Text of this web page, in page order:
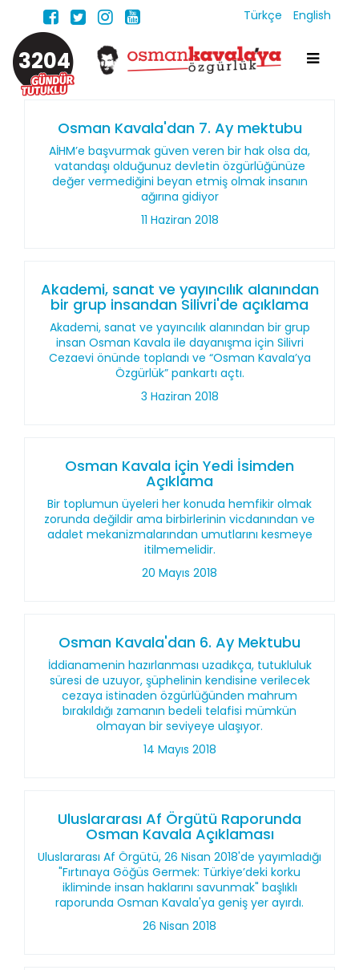
Türkçe English
3204
Osman Kavala'dan 7. Ay mektubu
AİHM’e başvurmak güven veren bir hak olsa da,
vatandaşı olduğunuz devletin özgürlüğünüze
değer vermediğini beyan etmiş olmak insanın
ağırına gidiyor
11 Haziran 2018
Akademi, sanat ve yayıncılık alanından
bir grup insandan Silivri'de açıklama
Akademi, sanat ve yayıncılık alanından bir grup
insan Osman Kavala ile dayanışma için Silivri
Cezaevi önünde toplandı ve “Osman Kavala’ya
Özgürlük” pankartı açtı.
3 Haziran 2018
Osman Kavala için Yedi İsimden
Açıklama
Bir toplumun üyeleri her konuda hemfikir olmak
zorunda değildir ama birbirlerinin vicdanından ve
adalet mekanizmalarından umutlarını kesmeye
itilmemelidir.
20 Mayıs 2018
Osman Kavala'dan 6. Ay Mektubu
İddianamenin hazırlanması uzadıkça, tutukluluk
süresi de uzuyor, şüphelinin kendisine verilecek
cezaya istinaden özgürlüğünden mahrum
bırakıldığı zamanın bedeli telafisi mümkün
olmayan bir seviyeye ulaşıyor.
14 Mayıs 2018
Uluslararası Af Örgütü Raporunda
Osman Kavala Açıklaması
Uluslararası Af Örgütü, 26 Nisan 2018'de yayımladığı
"Fırtınaya Göğüs Germek: Türkiye’deki korku
ikliminde insan haklarını savunmak" başlıklı
raporunda Osman Kavala'ya geniş yer ayırdı.
26 Nisan 2018